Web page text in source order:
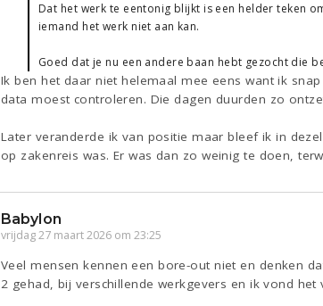
Dat het werk te eentonig blijkt is een helder teken
iemand het werk niet aan kan.
Goed dat je nu een andere baan hebt gezocht die
Ik ben het daar niet helemaal mee eens want ik
data moest controleren. Die dagen duurden zo
Later veranderde ik van positie maar bleef ik in
op zakenreis was. Er was dan zo weinig te doen,
Babylon
vrijdag 27 maart 2026 om 23:25
Veel mensen kennen een bore-out niet en denken
2 gehad, bij verschillende werkgevers en ik vond het